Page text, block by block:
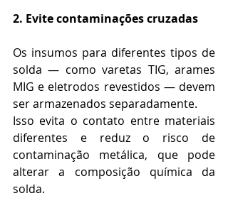
2. Evite contaminações cruzadas
Os insumos para diferentes tipos de
solda — como varetas TIG, arames
MIG e eletrodos revestidos — devem
ser armazenados separadamente.
Isso evita o contato entre materiais
diferentes e reduz o risco de
contaminação metálica, que pode
alterar a composição química da
solda.